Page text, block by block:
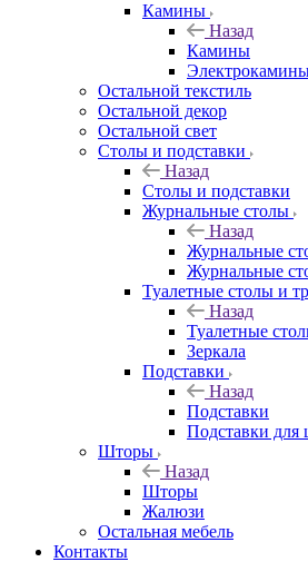
Камины
Назад
Камины
Остальной текстиль
Остальной декор
Остальной свет
Столы и подставки
Назад
Столы и подставки
Журнальные столы
Назад
Журнальные
Журнальные
Туалетные столы и
Назад
Туалетные
Зеркала
Подставки
Назад
Подставки
Подставки для
Шторы
Назад
Шторы
Жалюзи
Остальная мебель
Контакты